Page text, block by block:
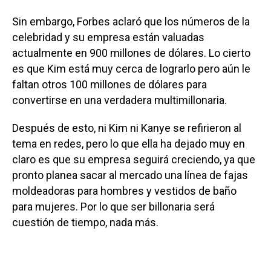
Sin embargo, Forbes aclaró que los números de la
celebridad y su empresa están valuadas
actualmente en 900 millones de dólares. Lo cierto
es que Kim está muy cerca de lograrlo pero aún le
faltan otros 100 millones de dólares para
convertirse en una verdadera multimillonaria.
Después de esto, ni Kim ni Kanye se refirieron al
tema en redes, pero lo que ella ha dejado muy en
claro es que su empresa seguirá creciendo, ya que
pronto planea sacar al mercado una línea de fajas
moldeadoras para hombres y vestidos de baño
para mujeres. Por lo que ser billonaria será
cuestión de tiempo, nada más.